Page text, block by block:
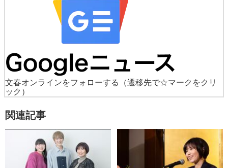
文春オンラインをフォローする
（遷移先で☆マークをクリ
ック）
関連記事